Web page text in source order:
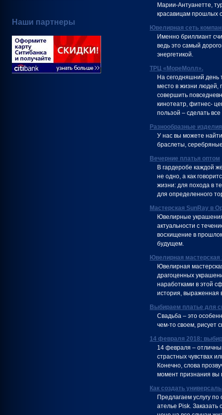
Наши партнеры
Марии-Антуанетте,
красавицам прошлых
Ювелирная сеть
Именно бриллиант
ведь это самый
энергетикой.
ТРЦ «МореМолл».
На сегодняшний день
место в жизни людей,
совершить
кинотеатр, фитнес-
пользой – сделать все
Разнообразные
У нас вы можете
браслеты,
Вечерние платья оптом
В гардеробе каждой
не одно, а как
жизни: для похода в
для определенного
Мастерская SunRay в
Ювелирные
актуальности с
восхищение в
будущем.
Ювелирная мастерская
Ювелирная
драгоценных
наработками в этой
история, выраженная
Выбираем платье для
Свадьба – это
чем-то своем, рисует
14 февраля 2018:
14 февраля –
страстных чувствах
Конечно, слова
момент признания вы
Как создать
Предлагаем услугу
ателье Pisk. Заказать